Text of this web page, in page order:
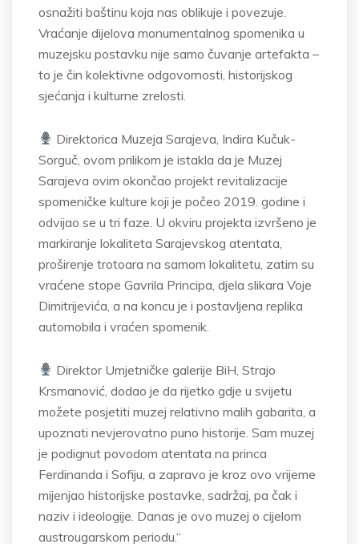
osnažiti baštinu koja nas oblikuje i povezuje.
Vraćanje dijelova monumentalnog spomenika u
muzejsku postavku nije samo čuvanje artefakta –
to je čin kolektivne odgovornosti, historijskog
sjećanja i kulturne zrelosti.
Direktorica Muzeja Sarajeva, Indira Kučuk-
Sorguč, ovom prilikom je istakla da je Muzej
Sarajeva ovim okončao projekt revitalizacije
spomeničke kulture koji je počeo 2019. godine i
odvijao se u tri faze. U okviru projekta izvršeno je
markiranje lokaliteta Sarajevskog atentata,
proširenje trotoara na samom lokalitetu, zatim su
vraćene stope Gavrila Principa, djela slikara Voje
Dimitrijevića, a na koncu je i postavljena replika
automobila i vraćen spomenik.
Direktor Umjetničke galerije BiH, Strajo
Krsmanović, dodao je da rijetko gdje u svijetu
možete posjetiti muzej relativno malih gabarita, a
upoznati nevjerovatno puno historije. Sam muzej
je podignut povodom atentata na princa
Ferdinanda i Sofiju, a zapravo je kroz ovo vrijeme
mijenjao historijske postavke, sadržaj, pa čak i
naziv i ideologije. Danas je ovo muzej o cijelom
austrougarskom periodu.“